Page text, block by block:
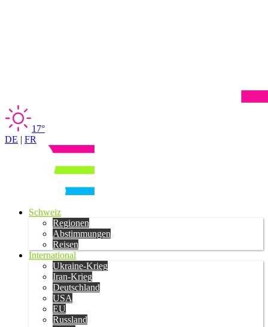
17°
DE | FR
Schweiz
Regionen
Abstimmungen
Reisen
International
Ukraine-Krieg
Iran-Krieg
Deutschland
USA
EU
Russland